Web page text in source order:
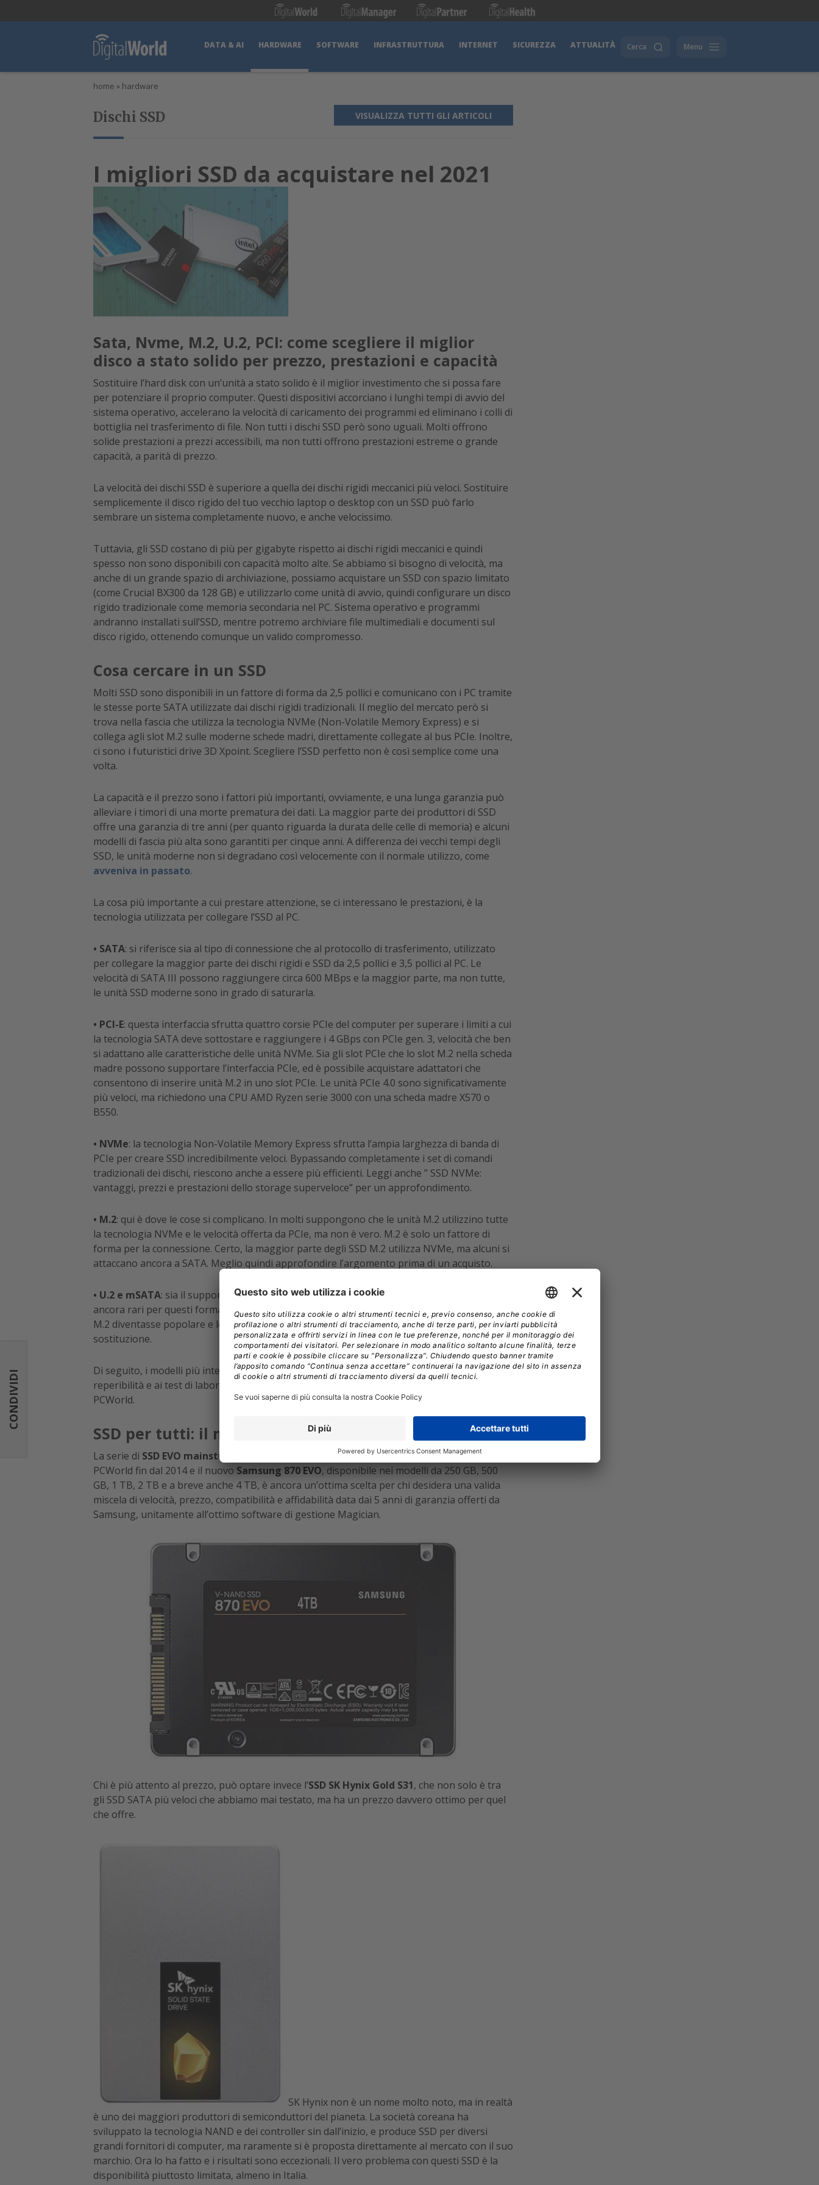
DATA & AI HARDWARE SOFTWARE INFRASTRUTTURA INTERNET SICUREZZA ATTUALITÀ Cerca Menu
home » hardware
Dischi SSD VISUALIZZA TUTTI GLI ARTICOLI
I migliori SSD da acquistare nel 2021
Sata, Nvme, M.2, U.2, PCI: come scegliere il miglior
disco a stato solido per prezzo, prestazioni e capacità
Sostituire l’hard disk con un’unità a stato solido è il miglior investimento che si possa fare
per potenziare il proprio computer. Questi dispositivi accorciano i lunghi tempi di avvio del
sistema operativo, accelerano la velocità di caricamento dei programmi ed eliminano i colli di
bottiglia nel trasferimento di file. Non tutti i dischi SSD però sono uguali. Molti offrono
solide prestazioni a prezzi accessibili, ma non tutti offrono prestazioni estreme o grande
capacità, a parità di prezzo.
La velocità dei dischi SSD è superiore a quella dei dischi rigidi meccanici più veloci. Sostituire
semplicemente il disco rigido del tuo vecchio laptop o desktop con un SSD può farlo
sembrare un sistema completamente nuovo, e anche velocissimo.
Tuttavia, gli SSD costano di più per gigabyte rispetto ai dischi rigidi meccanici e quindi
spesso non sono disponibili con capacità molto alte. Se abbiamo sì bisogno di velocità, ma
anche di un grande spazio di archiviazione, possiamo acquistare un SSD con spazio limitato
(come Crucial BX300 da 128 GB) e utilizzarlo come unità di avvio, quindi configurare un disco
rigido tradizionale come memoria secondaria nel PC. Sistema operativo e programmi
andranno installati sull’SSD, mentre potremo archiviare file multimediali e documenti sul
disco rigido, ottenendo comunque un valido compromesso.
Cosa cercare in un SSD
Molti SSD sono disponibili in un fattore di forma da 2,5 pollici e comunicano con i PC tramite
le stesse porte SATA utilizzate dai dischi rigidi tradizionali. Il meglio del mercato però si
trova nella fascia che utilizza la tecnologia NVMe (Non-Volatile Memory Express) e si
collega agli slot M.2 sulle moderne schede madri, direttamente collegate al bus PCIe. Inoltre,
ci sono i futuristici drive 3D Xpoint. Scegliere l’SSD perfetto non è così semplice come una
volta.
La capacità e il prezzo sono i fattori più importanti, ovviamente, e una lunga garanzia può
alleviare i timori di una morte prematura dei dati. La maggior parte dei produttori di SSD
offre una garanzia di tre anni (per quanto riguarda la durata delle celle di memoria) e alcuni
modelli di fascia più alta sono garantiti per cinque anni. A differenza dei vecchi tempi degli
SSD, le unità moderne non si degradano così velocemente con il normale utilizzo, come
avveniva in passato.
La cosa più importante a cui prestare attenzione, se ci interessano le prestazioni, è la
tecnologia utilizzata per collegare l’SSD al PC.
• SATA: si riferisce sia al tipo di connessione che al protocollo di trasferimento, utilizzato
per collegare la maggior parte dei dischi rigidi e SSD da 2,5 pollici e 3,5 pollici al PC. Le
velocità di SATA III possono raggiungere circa 600 MBps e la maggior parte, ma non tutte,
le unità SSD moderne sono in grado di saturarla.
• PCI-E: questa interfaccia sfrutta quattro corsie PCIe del computer per superare i limiti a cui
la tecnologia SATA deve sottostare e raggiungere i 4 GBps con PCIe gen. 3, velocità che ben
si adattano alle caratteristiche delle unità NVMe. Sia gli slot PCIe che lo slot M.2 nella scheda
madre possono supportare l’interfaccia PCIe, ed è possibile acquistare adattatori che
consentono di inserire unità M.2 in uno slot PCIe. Le unità PCIe 4.0 sono significativamente
più veloci, ma richiedono una CPU AMD Ryzen serie 3000 con una scheda madre X570 o
B550.
• NVMe: la tecnologia Non-Volatile Memory Express sfrutta l’ampia larghezza di banda di
PCIe per creare SSD incredibilmente veloci. Bypassando completamente i set di comandi
tradizionali dei dischi, riescono anche a essere più efficienti. Leggi anche ” SSD NVMe:
vantaggi, prezzi e prestazioni dello storage superveloce” per un approfondimento.
• M.2: qui è dove le cose si complicano. In molti suppongono che le unità M.2 utilizzino tutte
la tecnologia NVMe e le velocità offerta da PCIe, ma non è vero. M.2 è solo un fattore di
forma per la connessione. Certo, la maggior parte degli SSD M.2 utilizza NVMe, ma alcuni si
attaccano ancora a SATA. Meglio quindi approfondire l’argomento prima di un acquisto.
• U.2 e mSATA: sia il supporto delle schede madri, sia la disponibilità dei prodotti sono
ancora rari per questi formati. Alcuni Ultrabook più vecchi includevano mSATA prima che
M.2 diventasse popolare e le unità sono ancora disponibili per chi avesse bisogno di una
sostituzione.
Di seguito, i modelli più interessanti da tenere in considerazione nel 2021, in base a prezzo,
reperibilità e ai test di laboratorio realizzati dai nostri colleghi dell’edizione americana di
PCWorld.
SSD per tutti: il miglior compresso tra velocità e prezzo
La serie di SSD EVO mainstream di Samsung
è in cima alla lista degli SSD consigliati di
PCWorld fin dal 2014 e il nuovo Samsung 870 EVO, disponibile nei modelli da 250 GB, 500
GB, 1 TB, 2 TB e a breve anche 4 TB, è ancora un’ottima scelta per chi desidera una valida
miscela di velocità, prezzo, compatibilità e affidabilità data dai 5 anni di garanzia offerti da
Samsung, unitamente all’ottimo software di gestione Magician.
Chi è più attento al prezzo, può optare invece l’SSD SK Hynix Gold S31, che non solo è tra
gli SSD SATA più veloci che abbiamo mai testato, ma ha un prezzo davvero ottimo per quel
che offre.
SK Hynix non è un nome molto noto, ma in realtà
è uno dei maggiori produttori di semiconduttori del pianeta. La società coreana ha
sviluppato la tecnologia NAND e dei controller sin dall’inizio, e produce SSD per diversi
grandi fornitori di computer, ma raramente si è proposta direttamente al mercato con il suo
marchio. Ora lo ha fatto e i risultati sono eccezionali. Il vero problema con questi SSD è la
disponibilità piuttosto limitata, almeno in Italia.
CONDIVIDI